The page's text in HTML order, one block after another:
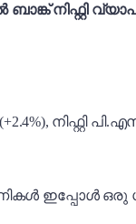
നിഫ്റ്റി
നിഫ്റ്റി
ഇപ്പോൾ ഒരു